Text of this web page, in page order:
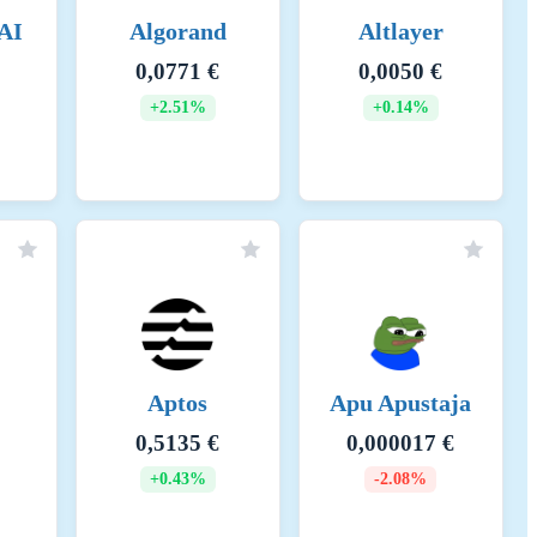
determine the energy consumption of a token, the energy
used - if available - to determine all implementations of the asset
Foundation. The information regarding the hardware used
with best effort using empirical data. In general, participants are
Algorand
0,0771 €
+2.51%
Altlayer
0,0050 €
+0.14%
Aptos
0,5135 €
+0.43%
Apu Apustaja
0,000017 €
-2.08%